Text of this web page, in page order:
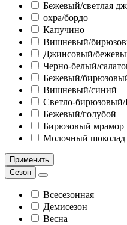
Бежевый/светлая
охра/бордо
Капучино
Вишневый/
Джинсовый/
Черно-белый/
Бежевый/
Вишневый/синий
Светло-бирюзовый/
Бежевый/голубой
Бирюзовый мрамор
Молочный шоколад
Применить
Сезон
Всесезонная
Демисезон
Весна